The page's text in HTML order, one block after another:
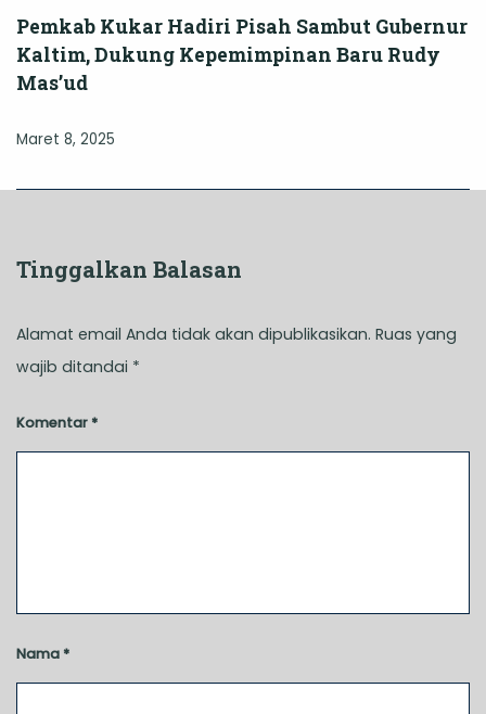
Pemkab Kukar Hadiri Pisah Sambut Gubernur
Kaltim, Dukung Kepemimpinan Baru Rudy
Mas’ud
Maret 8, 2025
Tinggalkan Balasan
Alamat email Anda tidak akan dipublikasikan. Ruas yang
wajib ditandai *
Komentar *
Nama *